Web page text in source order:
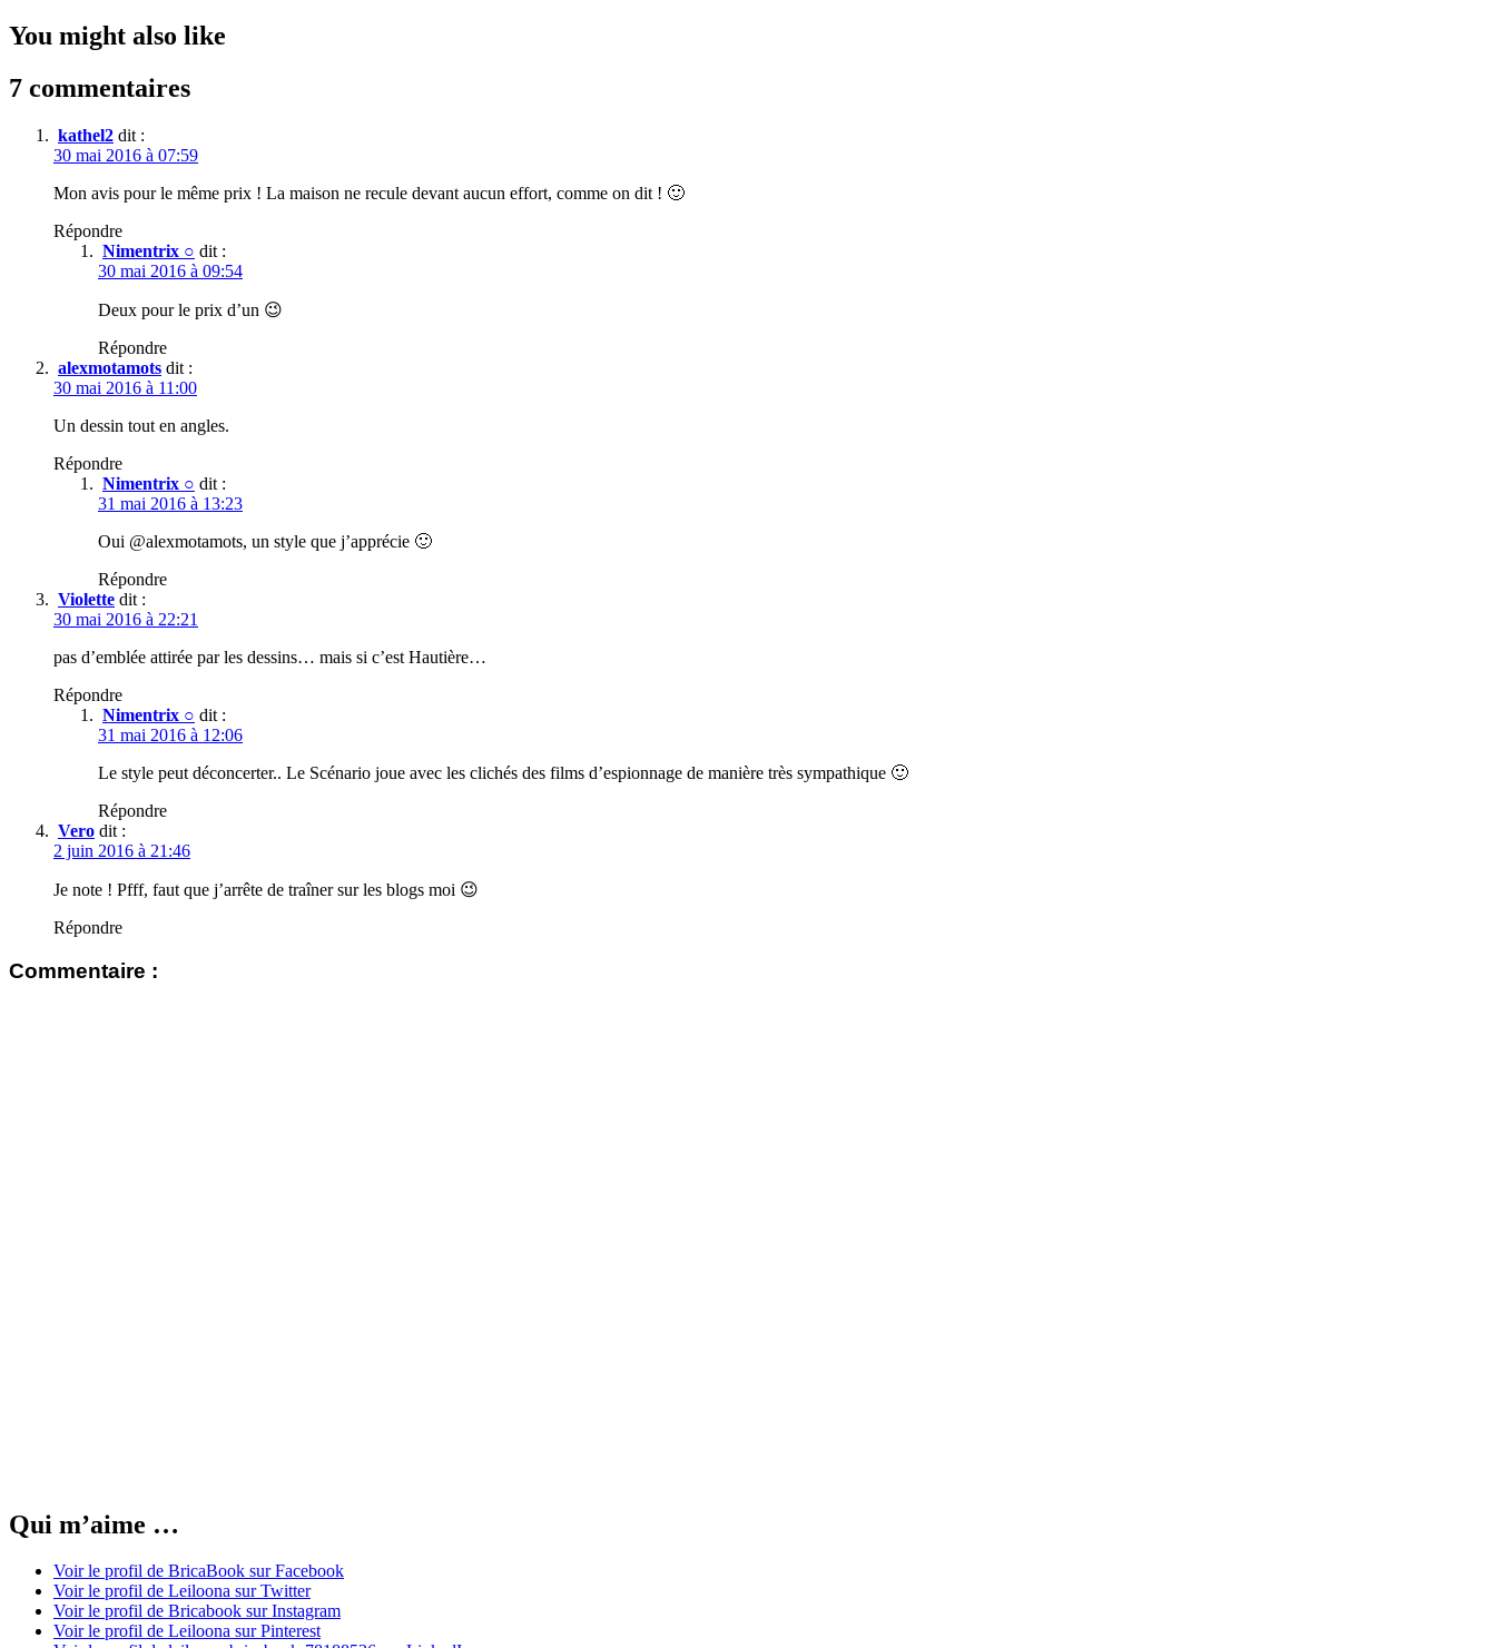
You might also like
7 commentaires
kathel2 dit :
30 mai 2016 à 07:59
Mon avis pour le même prix ! La maison ne recule devant aucun effort, comme on dit ! 🙂
Répondre
Nimentrix ○ dit :
30 mai 2016 à 09:54
Deux pour le prix d’un 😉
Répondre
alexmotamots dit :
30 mai 2016 à 11:00
Un dessin tout en angles.
Répondre
Nimentrix ○ dit :
31 mai 2016 à 13:23
Oui @alexmotamots, un style que j’apprécie 🙂
Répondre
Violette dit :
30 mai 2016 à 22:21
pas d’emblée attirée par les dessins… mais si c’est Hautière…
Répondre
Nimentrix ○ dit :
31 mai 2016 à 12:06
Le style peut déconcerter.. Le Scénario joue avec les clichés des films d’espionnage de manière très sympathique 🙂
Répondre
Vero dit :
2 juin 2016 à 21:46
Je note ! Pfff, faut que j’arrête de traîner sur les blogs moi 😉
Répondre
Commentaire :
Qui m’aime …
Voir le profil de BricaBook sur Facebook
Voir le profil de Leiloona sur Twitter
Voir le profil de Bricabook sur Instagram
Voir le profil de Leiloona sur Pinterest